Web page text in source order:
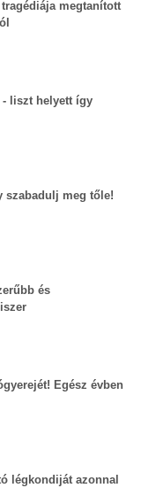
megtanított
- liszt helyett így
szabadulj meg tőle!
és
Egész évben
légkondiját azonnal